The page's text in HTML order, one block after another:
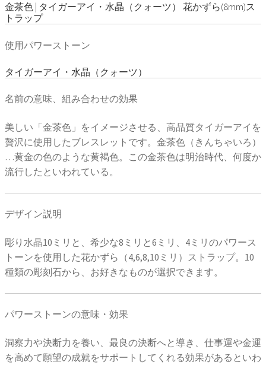
金茶色 | タイガーアイ・水晶（クォーツ） 花かずら(8mm)ス
トラップ
使用パワーストーン
タイガーアイ・水晶（クォーツ）
名前の意味、組み合わせの効果
美しい「金茶色」をイメージさせる、高品質タイガーアイを
贅沢に使用したブレスレットです。金茶色（きんちゃいろ）
…黄金の色のような黄褐色。この金茶色は明治時代、何度か
流行したといわれている。
デザイン説明
彫り水晶10ミリと、希少な8ミリと6ミリ、4ミリのパワース
トーンを使用した花かずら（4,6,8,10ミリ）ストラップ。10
種類の彫刻石から、お好きなものが選択できます。
パワーストーンの意味・効果
洞察力や決断力を養い、最良の決断へと導き、仕事運や金運
を高めて願望の成就をサポートしてくれる効果があるといわ